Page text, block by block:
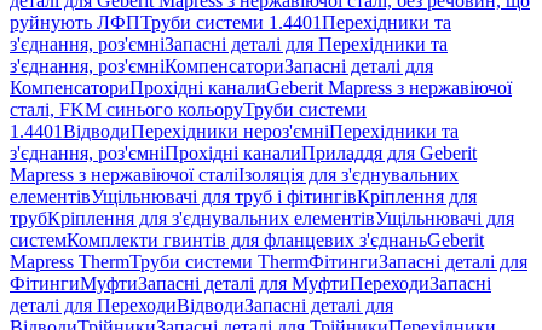
руйнують ЛФПТруби системи 1.4401Перехідники та
з'єднання, роз'ємніЗапасні деталі для Перехідники та
з'єднання, роз'ємніКомпенсаториЗапасні деталі для
КомпенсаториПрохідні каналиGeberit Mapress з нержавіючої
сталі, FKM синього кольоруТруби системи
1.4401ВідводиПерехідники нероз'ємніПерехідники та
з'єднання, роз'ємніПрохідні каналиПриладдя для Geberit
Mapress з нержавіючої сталіІзоляція для з'єднувальних
елементівУщільнювачі для труб і фітингівКріплення для
трубКріплення для з'єднувальних елементівУщільнювачі для
системКомплекти гвинтів для фланцевих з'єднаньGeberit
Mapress ThermТруби системи ThermФітингиЗапасні деталі для
ФітингиМуфтиЗапасні деталі для МуфтиПереходиЗапасні
деталі для ПереходиВідводиЗапасні деталі для